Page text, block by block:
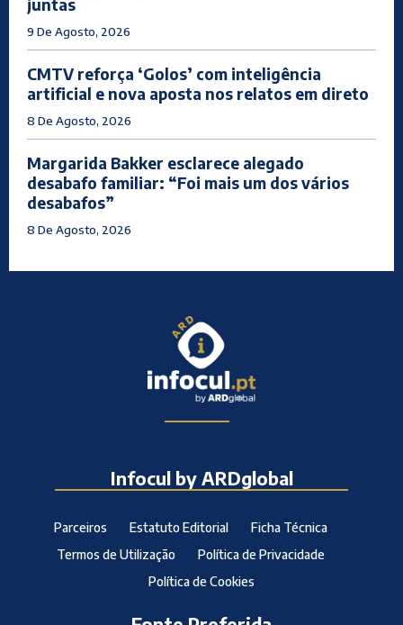
juntas
9 De Agosto, 2026
CMTV reforça ‘Golos’ com inteligência
artificial e nova aposta nos relatos em direto
8 De Agosto, 2026
Margarida Bakker esclarece alegado
desabafo familiar: “Foi mais um dos vários
desabafos”
8 De Agosto, 2026
Infocul by ARDglobal
Parceiros Estatuto Editorial
Ficha Técnica
Termos de Utilização
Política de Privacidade
Política de Cookies